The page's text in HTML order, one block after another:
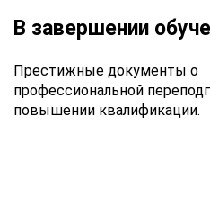
В завершении
Престижные документы о
профессиональной
повышении квалификации.